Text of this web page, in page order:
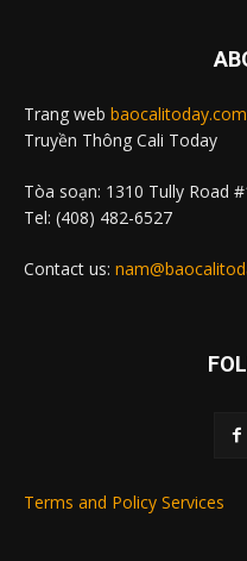
Trang web baocalitoday.com
Truyền Thông Cali Today
Tòa soạn: 1310 Tully Road
Tel: (408) 482-6527
Contact us:
Terms and Policy Services